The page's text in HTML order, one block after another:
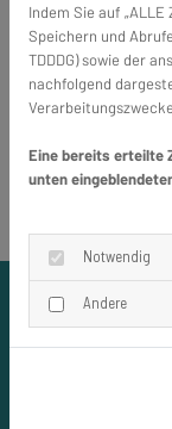
Warum
Indem Sie auf
Speichern und
TDDDG) sowie der
nachfolgend
Eine bereits erteilte
unten
Notwendig
Andere